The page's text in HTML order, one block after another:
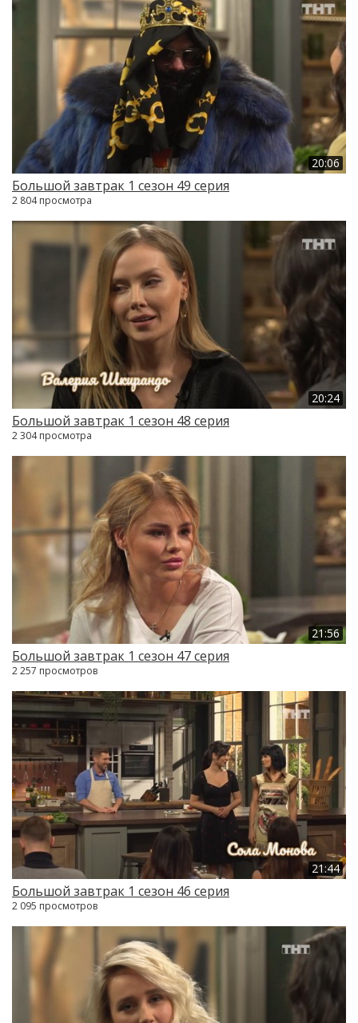
20:06
Большой завтрак 1 сезон 49 серия
2 804 просмотра
20:24
Большой завтрак 1 сезон 48 серия
2 304 просмотра
21:56
Большой завтрак 1 сезон 47 серия
2 257 просмотров
21:44
Большой завтрак 1 сезон 46 серия
2 095 просмотров